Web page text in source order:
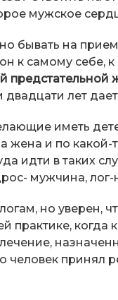
мужское
бывать на
к самому себе,
предстательной
лет
иметь
жена и по
идти в таких
мужчина, лог-
но уверен,
практике,
принял